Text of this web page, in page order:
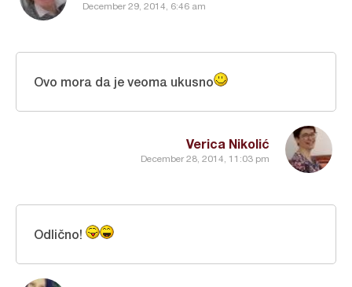
December 29, 2014, 6:46 am
Verica Nikolić
December 28, 2014, 11:03 pm
Ovo mora da je veoma ukusno
Odlično!